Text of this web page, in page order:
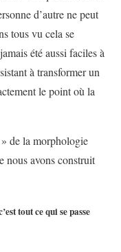
d’autre ne peut
tous vu cela se
été aussi faciles à
à transformer un
le point où la
de la morphologie
nous avons construit
tout ce qui se passe